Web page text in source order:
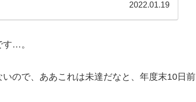
2022.01.19
す…。
ので、ああこれは未達だなと、年度末10日前